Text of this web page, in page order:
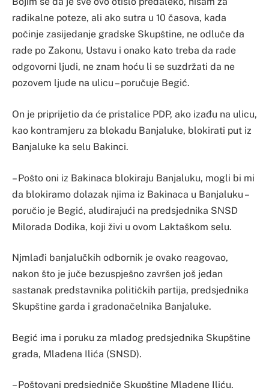
radikalne poteze, ali ako sutra u 10 časova, kada
počinje zasijedanje gradske Skupštine, ne odluče da
rade po Zakonu, Ustavu i onako kato treba da rade
odgovorni ljudi, ne znam hoću li se suzdržati da ne
pozovem ljude na ulicu – poručuje Begić.
On je priprijetio da će pristalice PDP, ako izađu na ulicu,
kao kontramjeru za blokadu Banjaluke, blokirati put iz
Banjaluke ka selu Bakinci.
– Pošto oni iz Bakinaca blokiraju Banjaluku, mogli bi mi
da blokiramo dolazak njima iz Bakinaca u Banjaluku –
poručio je Begić, aludirajući na predsjednika SNSD
Milorada Dodika, koji živi u ovom Laktaškom selu.
Njmlađi banjalučkih odbornik je ovako reagovao,
nakon što je juče bezuspješno završen još jedan
sastanak predstavnika političkih partija, predsjednika
Skupštine garda i gradonačelnika Banjaluke.
Begić ima i poruku za mladog predsjednika Skupštine
grada, Mladena Ilića (SNSD).
– Poštovani predsjedniče Skupštine Mladene Iliću,